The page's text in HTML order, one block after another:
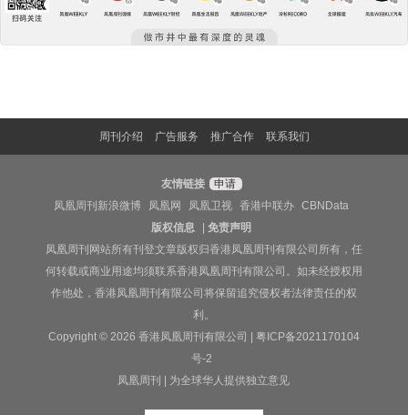
周刊介绍 广告服务 推广合作 联系我们
友情链接
申请
凤凰周刊新浪微博
凤凰网 凤凰卫视 香港中联办
CBNData
版权信息
|免责声明
凤凰周刊网站所有刊登文章版权归香港凤凰周刊有限公司所有，任
何转载或商业用途均须联系香港凤凰周刊有限公司。如未经授权用
作他处，香港凤凰周刊有限公司将保留追究侵权者法律责任的权
利。
Copyright © 2026 香港凤凰周刊有限公司 | 粤ICP备2021170104
号-2
凤凰周刊 | 为全球华人提供独立意见